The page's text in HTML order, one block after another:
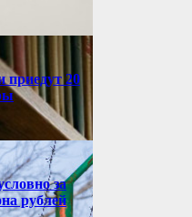
приедут 20
за
рублей